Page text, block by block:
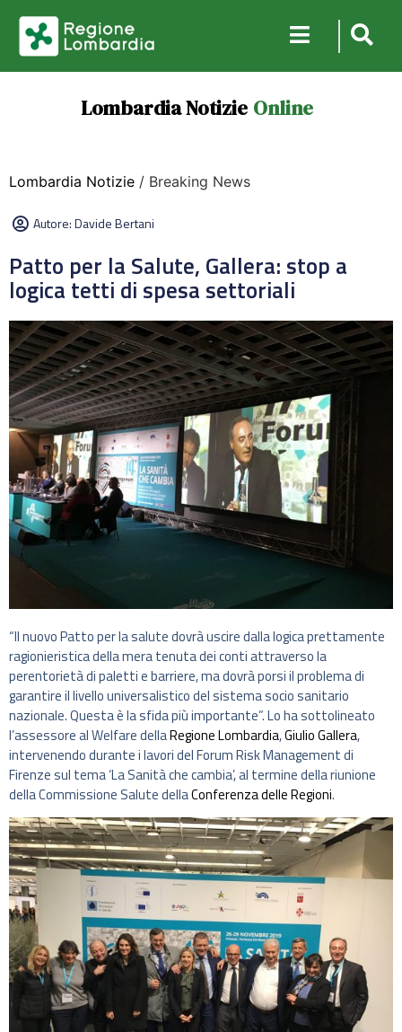
Lombardia Notizie Online
Lombardia Notizie / Breaking News
Autore:Davide Bertani
Patto per la Salute, Gallera: stop a
logica tetti di spesa settoriali
“Il nuovo Patto per la salute dovrà uscire dalla logica prettamente
ragionieristica della mera tenuta dei conti attraverso la
perentorietà di paletti e barriere, ma dovrà porsi il problema di
garantire il livello universalistico del sistema socio sanitario
nazionale. Questa è la sfida più importante”. Lo ha sottolineato
l’assessore al Welfare dellaRegione Lombardia,Giulio Gallera,
intervenendo durante i lavori del Forum Risk Management di
Firenze sul tema ‘La Sanità che cambia’, al termine della riunione
della Commissione Salute dellaConferenza delle Regioni.